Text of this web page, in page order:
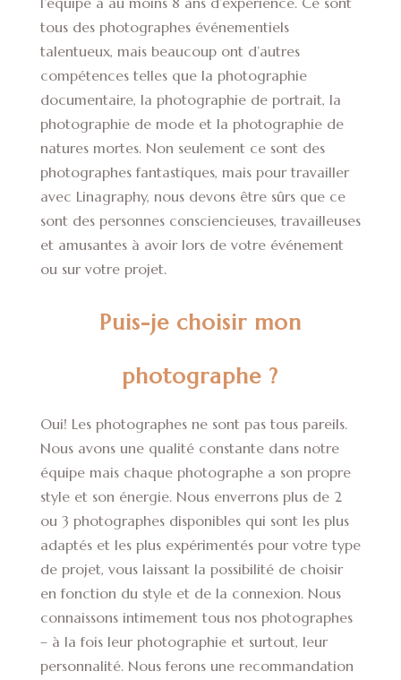
tous des photographes événementiels
talentueux, mais beaucoup ont d’autres
compétences telles que la photographie
documentaire, la photographie de portrait, la
photographie de mode et la photographie de
natures mortes. Non seulement ce sont des
photographes fantastiques, mais pour travailler
avec Linagraphy, nous devons être sûrs que ce
sont des personnes consciencieuses, travailleuses
et amusantes à avoir lors de votre événement
ou sur votre projet.
Puis-je choisir mon
photographe ?
Oui! Les photographes ne sont pas tous pareils.
Nous avons une qualité constante dans notre
équipe mais chaque photographe a son propre
style et son énergie. Nous enverrons plus de 2
ou 3 photographes disponibles qui sont les plus
adaptés et les plus expérimentés pour votre type
de projet, vous laissant la possibilité de choisir
en fonction du style et de la connexion. Nous
connaissons intimement tous nos photographes
– à la fois leur photographie et surtout, leur
personnalité. Nous ferons une recommandation